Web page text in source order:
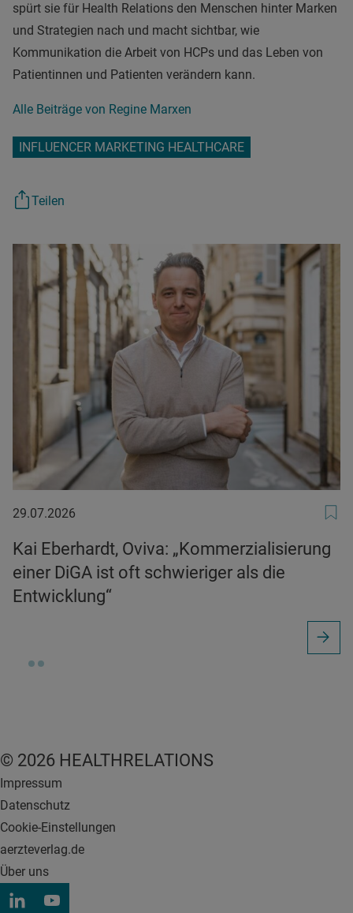
spürt sie für Health Relations den Menschen hinter Marken
und Strategien nach und macht sichtbar, wie
Kommunikation die Arbeit von HCPs und das Leben von
Patientinnen und Patienten verändern kann.
Alle Beiträge von Regine Marxen
INFLUENCER MARKETING HEALTHCARE
Teilen
29.07.2026
29.07.2026
Kai Eberhardt, Oviva: „Kommerzialisierung
einer DiGA ist oft schwieriger als die
Entwicklung“
© 2026 HEALTHRELATIONS
Impressum
Datenschutz
Cookie-Einstellungen
aerzteverlag.de
Über uns